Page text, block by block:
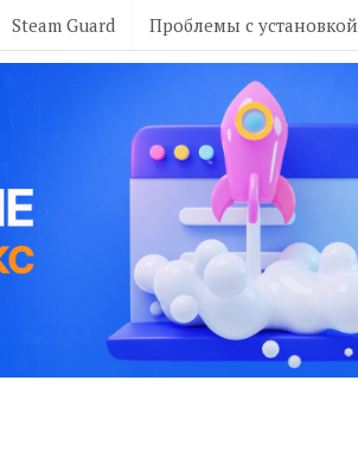
Steam Guard Проблемы с установкой